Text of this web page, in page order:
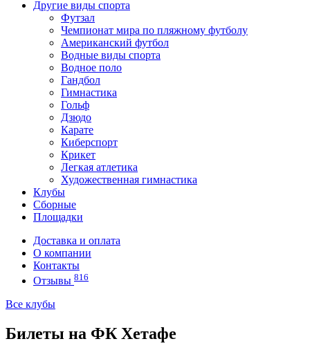
Другие виды спорта
Футзал
Чемпионат мира по пляжному футболу
Американский футбол
Водные виды спорта
Водное поло
Гандбол
Гимнастика
Гольф
Дзюдо
Карате
Киберспорт
Крикет
Легкая атлетика
Художественная гимнастика
Клубы
Сборные
Площадки
Доставка и оплата
О компании
Контакты
Отзывы 816
Все клубы
Билеты на ФК Хетафе